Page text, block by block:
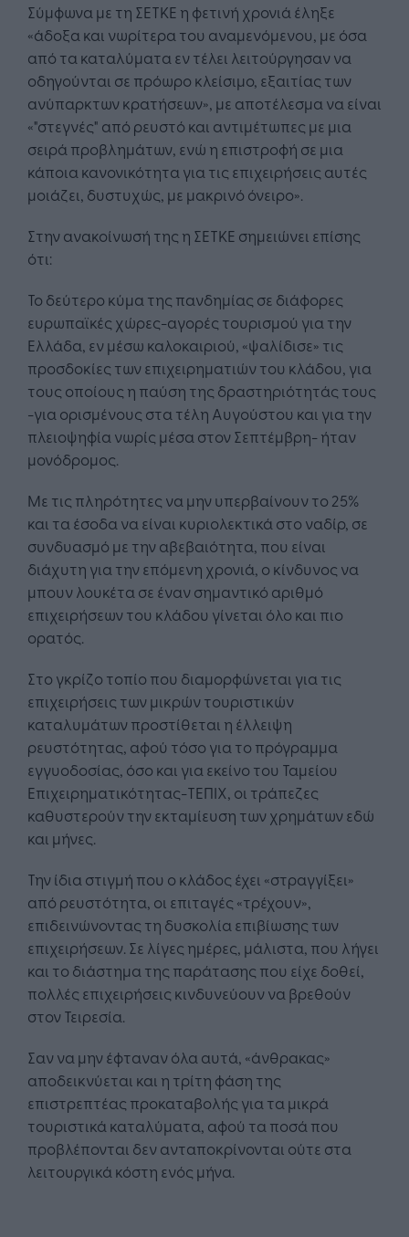
Σύμφωνα με τη ΣΕΤΚΕ η φετινή χρονιά έληξε
«άδοξα και νωρίτερα του αναμενόμενου, με όσα
από τα καταλύματα εν τέλει λειτούργησαν να
οδηγούνται σε πρόωρο κλείσιμο, εξαιτίας των
ανύπαρκτων κρατήσεων», με αποτέλεσμα να είναι
«"στεγνές" από ρευστό και αντιμέτωπες με μια
σειρά προβλημάτων, ενώ η επιστροφή σε μια
κάποια κανονικότητα για τις επιχειρήσεις αυτές
μοιάζει, δυστυχώς, με μακρινό όνειρο».
Στην ανακοίνωσή της η ΣΕΤΚΕ σημειώνει επίσης
ότι:
Το δεύτερο κύμα της πανδημίας σε διάφορες
ευρωπαϊκές χώρες-αγορές τουρισμού για την
Ελλάδα, εν μέσω καλοκαιριού, «ψαλίδισε» τις
προσδοκίες των επιχειρηματιών του κλάδου, για
τους οποίους η παύση της δραστηριότητάς τους
-για ορισμένους στα τέλη Αυγούστου και για την
πλειοψηφία νωρίς μέσα στον Σεπτέμβρη- ήταν
μονόδρομος.
Με τις πληρότητες να μην υπερβαίνουν το 25%
και τα έσοδα να είναι κυριολεκτικά στο ναδίρ, σε
συνδυασμό με την αβεβαιότητα, που είναι
διάχυτη για την επόμενη χρονιά, ο κίνδυνος να
μπουν λουκέτα σε έναν σημαντικό αριθμό
επιχειρήσεων του κλάδου γίνεται όλο και πιο
ορατός.
Στο γκρίζο τοπίο που διαμορφώνεται για τις
επιχειρήσεις των μικρών τουριστικών
καταλυμάτων προστίθεται η έλλειψη
ρευστότητας, αφού τόσο για το πρόγραμμα
εγγυοδοσίας, όσο και για εκείνο του Ταμείου
Επιχειρηματικότητας-ΤΕΠΙΧ, οι τράπεζες
καθυστερούν την εκταμίευση των χρημάτων εδώ
και μήνες.
Την ίδια στιγμή που ο κλάδος έχει «στραγγίξει»
από ρευστότητα, οι επιταγές «τρέχουν»,
επιδεινώνοντας τη δυσκολία επιβίωσης των
επιχειρήσεων. Σε λίγες ημέρες, μάλιστα, που λήγει
και το διάστημα της παράτασης που είχε δοθεί,
πολλές επιχειρήσεις κινδυνεύουν να βρεθούν
στον Τειρεσία.
Σαν να μην έφταναν όλα αυτά, «άνθρακας»
αποδεικνύεται και η τρίτη φάση της
επιστρεπτέας προκαταβολής για τα μικρά
τουριστικά καταλύματα, αφού τα ποσά που
προβλέπονται δεν ανταποκρίνονται ούτε στα
λειτουργικά κόστη ενός μήνα.